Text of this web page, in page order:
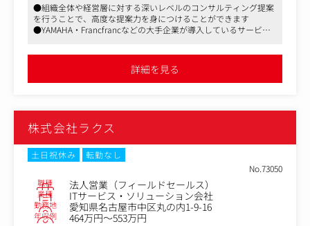
【主な業務】
・マーケティングやインサイドセールスから繋がれた商談
の実施
…初回提案から成約まで平均2～3ヶ月程度（顧客の規模や
・決裁者（経営陣）へのプレゼンテーション
・契約後の顧客フォロー
…カスタマーサクセスチームと連携して実施
※ご経験によっては、マネージャーポジションでのオファ
ーがでる場合があります。
【仕事内容（変更の範囲）】会社の定める業務
●組織全体や経営層に対する深いレベルのコンサルティング提案
を行うことで、高度な提案力を身につけることができます
●YAMAHA・Francfrancなどの大手企業が導入しているサービス
詳細を見る
株式会社ラクス
土日祝休み
転勤なし
No.73050
職種 法人営業（フィールドセールス）
業種 ITサービス・ソリューション会社
勤務地 愛知県名古屋市中区丸の内1-9-16
年収例
464万円～553万円